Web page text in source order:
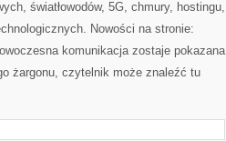
światłowodów, 5G, chmury, hostingu,
Nowości na stronie:
komunikacja zostaje pokazana
żargonu, czytelnik może znaleźć tu